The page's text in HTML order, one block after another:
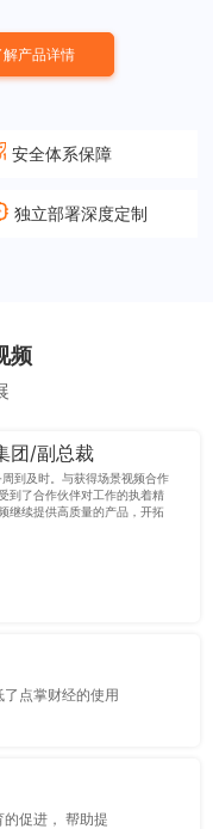
解产品详情
安全体系保障
独立部署深度定制
频
团/副总裁
到及时。与获得场景视频合作
到了合作伙伴对工作的执着精
继续提供高质量的产品，开拓
点掌财经的使用
促进， 帮助提